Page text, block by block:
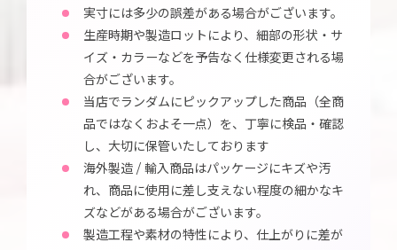
実寸には多少の誤差がある場合がございます。
生産時期や製造ロットにより、細部の形状・サ
イズ・カラーなどを予告なく仕様変更される場
合がございます。
当店でランダムにピックアップした商品（全商
品ではなくおよそ一点）を、丁寧に検品・確認
し、大切に保管いたしております
海外製造 / 輸入商品はパッケージにキズや汚
れ、商品に使用に差し支えない程度の細かなキ
ズなどがある場合がございます。
製造工程や素材の特性により、仕上がりに差が